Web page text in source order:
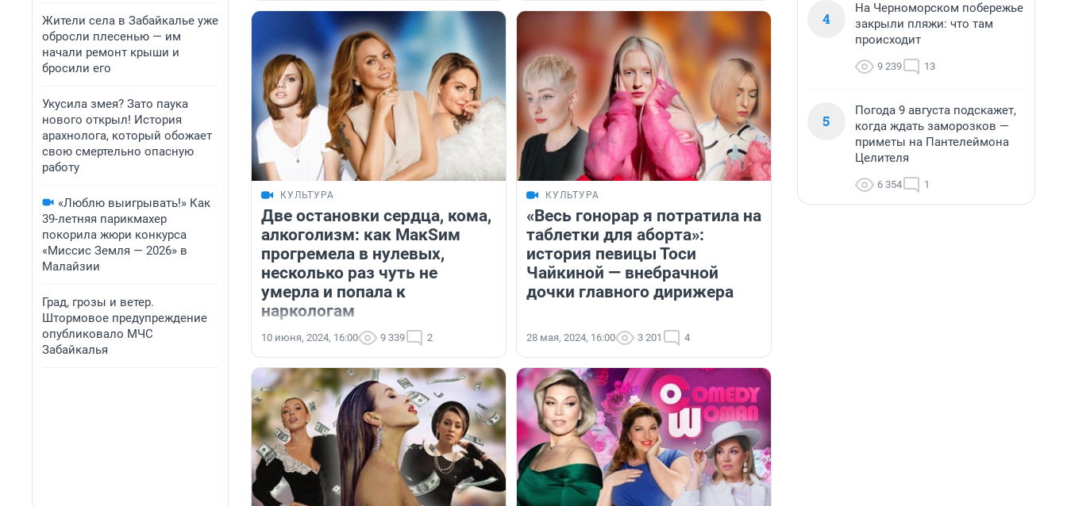
Жители села в Забайкалье уже
обросли плесенью — им
начали ремонт крыши и
бросили его
Укусила змея? Зато паука
нового открыл! История
арахнолога, который обожает
свою смертельно опасную
работу
«Люблю выигрывать!» Как
39-летняя парикмахер
покорила жюри конкурса
«Миссис Земля — 2026» в
Малайзии
Град, грозы и ветер.
Штормовое предупреждение
опубликовало МЧС
Забайкалья
КУЛЬТУРА
Две остановки сердца, кома,
алкоголизм: как МакSим
прогремела в нулевых,
несколько раз чуть не
умерла и попала к
наркологам
10 июня, 2024, 16:00 9 339 2
КУЛЬТУРА
«Весь гонорар я потратила на
таблетки для аборта»:
история певицы Тоси
Чайкиной — внебрачной
дочки главного дирижера
28 мая, 2024, 16:00 3 201 4
4
На Черноморском побережье
закрыли пляжи: что там
происходит
9 239 13
5
Погода 9 августа подскажет,
когда ждать заморозков —
приметы на Пантелеймона
Целителя
6 354 1